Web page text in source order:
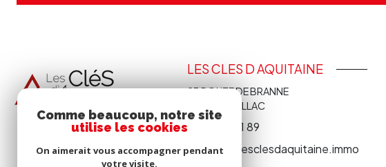
LES CLES D AQUITAINE
23 ROUTE DE BRANNE
CADILLAC
05 56 62 31 89
contact@lesclesdaquitaine.immo
Comme beaucoup, notre site
utilise les cookies
On aimerait vous accompagner pendant
votre visite.